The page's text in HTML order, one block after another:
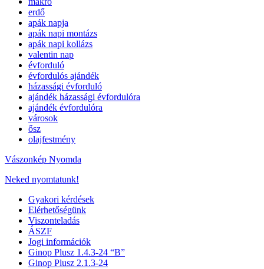
erdő
apák napja
apák napi montázs
apák napi kollázs
valentin nap
évforduló
évfordulós ajándék
házassági évforduló
ajándék házassági évfordulóra
ajándék évfordulóra
városok
ősz
olajfestmény
Vászonkép Nyomda
Neked nyomtatunk!
Gyakori kérdések
Elérhetőségünk
Viszonteladás
ÁSZF
Jogi információk
Ginop Plusz 1.4.3-24 “B”
Ginop Plusz 2.1.3-24